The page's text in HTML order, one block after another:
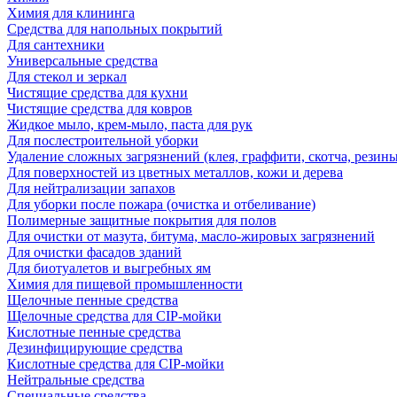
Химия для клининга
Средства для напольных покрытий
Для сантехники
Универсальные средства
Для стекол и зеркал
Чистящие средства для кухни
Чистящие средства для ковров
Жидкое мыло, крем-мыло, паста для рук
Для послестроительной уборки
Удаление сложных загрязнений (клея, граффити, скотча,
Для поверхностей из цветных металлов, кожи и дерева
Для нейтрализации запахов
Для уборки после пожара (очистка и отбеливание)
Полимерные защитные покрытия для полов
Для очистки от мазута, битума, масло-жировых загрязнений
Для очистки фасадов зданий
Для биотуалетов и выгребных ям
Химия для пищевой промышленности
Щелочные пенные средства
Щелочные средства для CIP-мойки
Кислотные пенные средства
Дезинфицирующие средства
Кислотные средства для CIP-мойки
Нейтральные средства